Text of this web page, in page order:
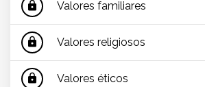
lock Valores familiares
lock Valores religiosos
lock Valores éticos